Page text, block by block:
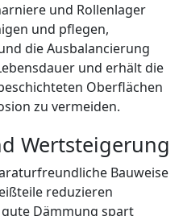
und Rollenlager
und pflegen,
die Ausbalancierung
und erhält die
Oberflächen
zu vermeiden.
Wertsteigerung
Bauweise
reduzieren
Dämmung spart